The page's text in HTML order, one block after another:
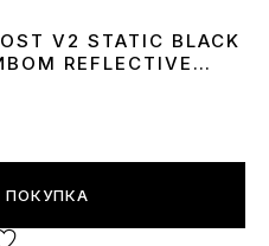
V2 STATIC BLACK
REFLECTIVE
ПОКУПКА